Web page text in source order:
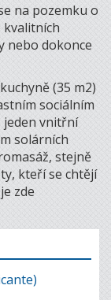
na pozemku o
kvalitních
nebo dokonce
(35 m2)
sociálním
jeden vnitřní
solárních
stejně
kteří se chtějí
zde